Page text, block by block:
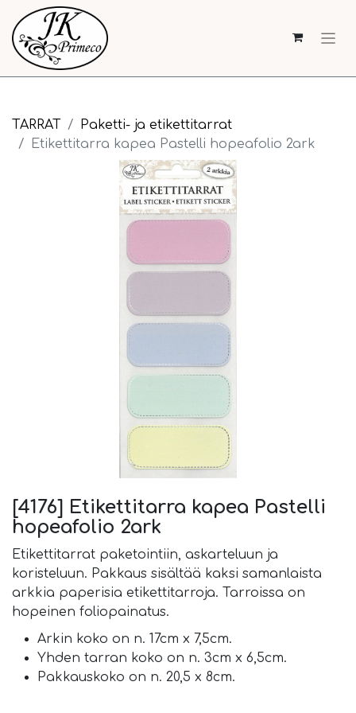
TARRAT
Paketti- ja etikettitarrat
Etikettitarra kapea Pastelli hopeafolio 2ark
[4176] Etikettitarra kapea Pastelli
hopeafolio 2ark
Etikettitarrat paketointiin, askarteluun ja
koristeluun. Pakkaus sisältää kaksi samanlaista
arkkia paperisia etikettitarroja. Tarroissa on
hopeinen foliopainatus.
Arkin koko on n. 17cm x 7,5cm.
Yhden tarran koko on n. 3cm x 6,5cm.
Pakkauskoko on n. 20,5 x 8cm.